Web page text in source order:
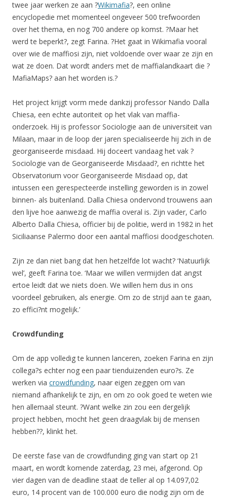
twee jaar werken ze aan ?Wikimafia?, een online
encyclopedie met momenteel ongeveer 500 trefwoorden
over het thema, en nog 700 andere op komst. ?Maar het
werd te beperkt?, zegt Farina. ?Het gaat in Wikimafia vooral
over wie de maffiosi zijn, niet voldoende over waar ze zijn en
wat ze doen. Dat wordt anders met de maffialandkaart die ?
MafiaMaps? aan het worden is.?
Het project krijgt vorm mede dankzij professor Nando Dalla
Chiesa, een echte autoriteit op het vlak van maffia-
onderzoek. Hij is professor Sociologie aan de universiteit van
Milaan, maar in de loop der jaren specialiseerde hij zich in de
georganiseerde misdaad. Hij doceert vandaag het vak ?
Sociologie van de Georganiseerde Misdaad?, en richtte het
Observatorium voor Georganiseerde Misdaad op, dat
intussen een gerespecteerde instelling geworden is in zowel
binnen- als buitenland. Dalla Chiesa ondervond trouwens aan
den lijve hoe aanwezig de maffia overal is. Zijn vader, Carlo
Alberto Dalla Chiesa, officier bij de politie, werd in 1982 in het
Siciliaanse Palermo door een aantal maffiosi doodgeschoten.
Zijn ze dan niet bang dat hen hetzelfde lot wacht? ‘Natuurlijk
wel’, geeft Farina toe. ‘Maar we willen vermijden dat angst
ertoe leidt dat we niets doen. We willen hem dus in ons
voordeel gebruiken, als energie. Om zo de strijd aan te gaan,
zo effici?nt mogelijk.’
Crowdfunding
Om de app volledig te kunnen lanceren, zoeken Farina en zijn
collega?s echter nog een paar tienduizenden euro?s. Ze
werken via crowdfunding, naar eigen zeggen om van
niemand afhankelijk te zijn, en om zo ook goed te weten wie
hen allemaal steunt. ?Want welke zin zou een dergelijk
project hebben, mocht het geen draagvlak bij de mensen
hebben??, klinkt het.
De eerste fase van de crowdfunding ging van start op 21
maart, en wordt komende zaterdag, 23 mei, afgerond. Op
vier dagen van de deadline staat de teller al op 14.097,02
euro, 14 procent van de 100.000 euro die nodig zijn om de